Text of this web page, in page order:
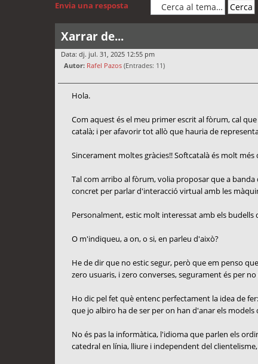
Envia una resposta
Xarrar de...
Data: dj. jul. 31, 2025 12:55 pm
Autor: Rafel Pazos (Entrades: 11)
Hola.
Com aquest és el meu primer escrit al fòrum, cal
català; i per afavorir tot allò que hauria de
Sincerament moltes gràcies!! Softcatalà és molt més
Tal com arribo al fòrum, volia proposar que a
concret per parlar d'interacció virtual amb les
Personalment, estic molt interessat amb els budells
O m'indiqueu, a on, o si, en parleu d'això?
He de dir que no estic segur, però que em penso
zero usuaris, i zero converses, segurament és per no
Ho dic pel fet què entenc perfectament la idea de
que jo albiro ha de ser per on han d'anar els models
No és pas la informàtica, l'idioma que parlen els
catedral en línia, lliure i independent del